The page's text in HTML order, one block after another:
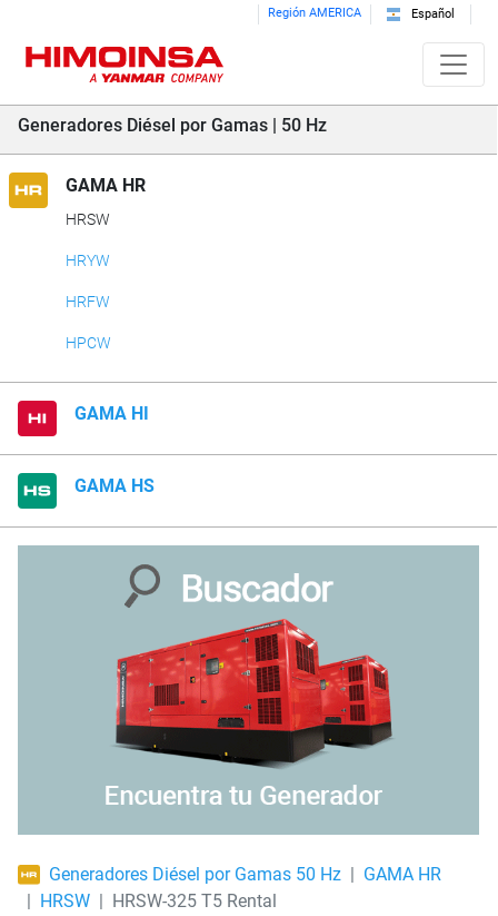
Región AMERICA Español
Generadores Diésel por Gamas | 50 Hz
GAMA HR
HRSW
HRYW
HRFW
HPCW
GAMA HI
GAMA HS
Generadores Diésel por Gamas 50 Hz
GAMA HR
HRSW
HRSW-325 T5 Rental